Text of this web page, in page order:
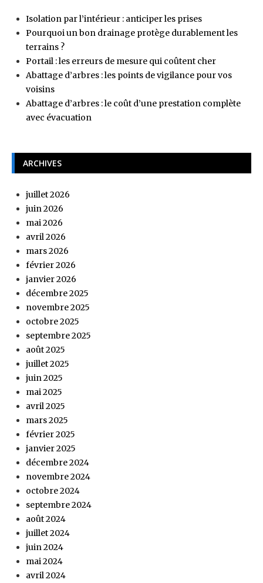
Isolation par l’intérieur : anticiper les prises
Pourquoi un bon drainage protège durablement les
terrains ?
Portail : les erreurs de mesure qui coûtent cher
Abattage d’arbres : les points de vigilance pour vos
voisins
Abattage d’arbres : le coût d’une prestation complète
avec évacuation
ARCHIVES
juillet 2026
juin 2026
mai 2026
avril 2026
mars 2026
février 2026
janvier 2026
décembre 2025
novembre 2025
octobre 2025
septembre 2025
août 2025
juillet 2025
juin 2025
mai 2025
avril 2025
mars 2025
février 2025
janvier 2025
décembre 2024
novembre 2024
octobre 2024
septembre 2024
août 2024
juillet 2024
juin 2024
mai 2024
avril 2024